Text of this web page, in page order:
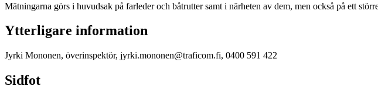
Mätningarna görs i huvudsak på farleder och båtrutter samt i närheten av dem, men också på ett
Ytterligare information
Jyrki Mononen, överinspektör, jyrki.mononen@traficom.fi, 0400 591 422
Sidfot